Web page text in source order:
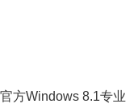
方Windows 8.1专业